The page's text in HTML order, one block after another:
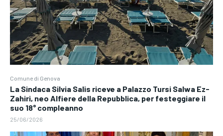
Comune di Genova
La Sindaca Silvia Salis riceve a Palazzo Tursi Salwa Ez-
Zahiri, neo Alfiere della Repubblica, per festeggiare il
suo 18° compleanno
25/06/2026